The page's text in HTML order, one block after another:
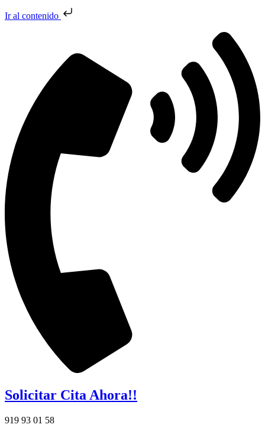
Ir al contenido
Solicitar Cita Ahora!!
919 93 01 58